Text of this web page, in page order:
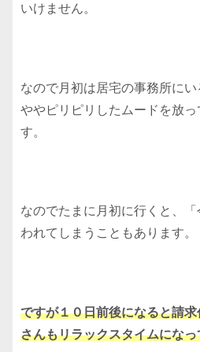
いけません。
なので月初は居宅の事務所にい
ややピリピリしたムードを放っ
す。
なのでたまに月初に行くと、
われてしまうこともあります。
ですが１０日前後になると請
さんもリラックスタイムにな